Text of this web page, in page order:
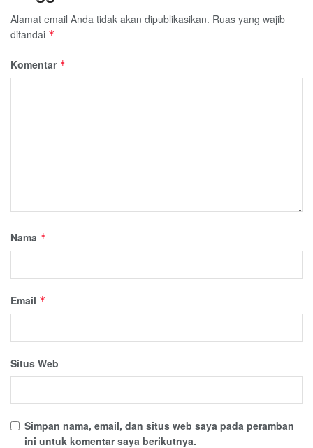
Alamat email Anda tidak akan dipublikasikan. Ruas yang wajib
ditandai *
Komentar *
Nama *
Email *
Situs Web
Simpan nama, email, dan situs web saya pada peramban
ini untuk komentar saya berikutnya.